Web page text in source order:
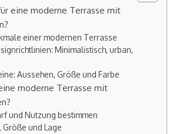
eine moderne Terrasse mit
einer modernen Terrasse
Minimalistisch, urban,
Aussehen, Größe und Farbe
moderne Terrasse mit
und Nutzung bestimmen
Größe und Lage